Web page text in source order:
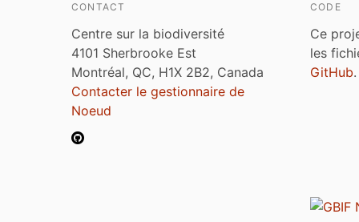
CONTACT
Centre sur la biodiversité
4101 Sherbrooke Est
Montréal, QC, H1X 2B2, Canada
Contacter le gestionnaire de
Noeud
CODE
Ce
les
GitHub.